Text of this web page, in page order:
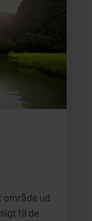
område ud
til de